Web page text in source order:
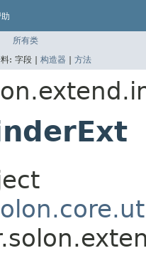
所有类
: 字段 | 构造器 | 方法